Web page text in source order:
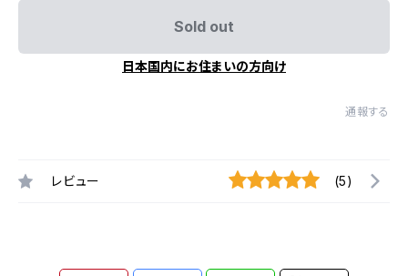
Sold out
日本国内にお住まいの方向け
通報する
レビュー (5)